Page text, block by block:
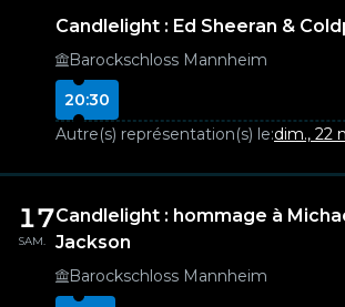
Candlelight : Ed Sheeran &
Barockschloss Mannheim
20:30
Autre(s) représentation(s) le:dim., 22
17
SAM.
Candlelight : hommage à
Jackson
Barockschloss Mannheim